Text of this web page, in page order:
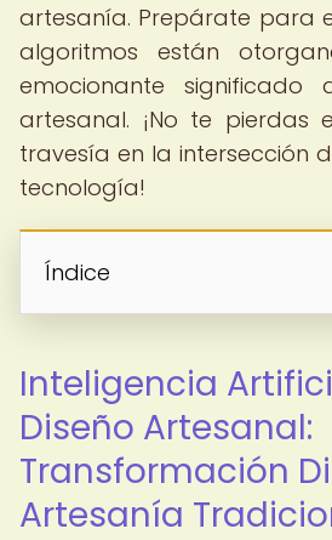
artesanía. Prepárate para
algoritmos están
emocionante
artesanal. ¡No te pierdas
travesía en la intersección
tecnología!
Índice
Inteligencia
Diseño Artesanal:
Transformación
Artesanía